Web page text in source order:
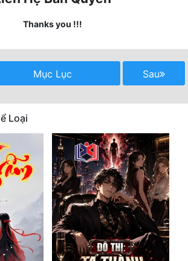
Thanks you !!!
Mục Lục Sau
Loại